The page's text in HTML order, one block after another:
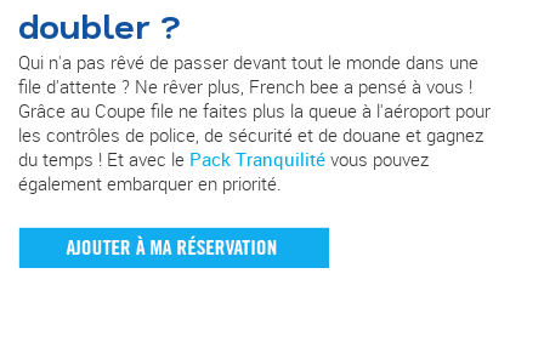
doubler ?
Qui n'a pas rêvé de passer devant tout le monde dans une
file d'attente ? Ne rêver plus, French bee a pensé à vous !
Grâce au Coupe file ne faites plus la queue à l'aéroport pour
les contrôles de police, de sécurité et de douane et gagnez
du temps ! Et avec le Pack Tranquilité vous pouvez
également embarquer en priorité.